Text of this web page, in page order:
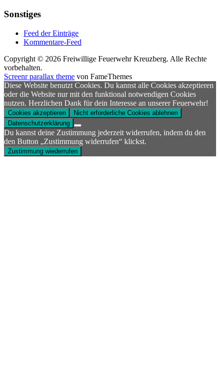
Sonstiges
Feed der Einträge
Kommentare-Feed
Copyright © 2026 Freiwillige Feuerwehr Kreuzberg. Alle Rechte
vorbehalten.
Screenr parallax theme von FameThemes
Diese Website benutzt Cookies. Du kannst alle Cookies akzeptieren
oder die Website nur mit den funktional notwendigen Cookies
nutzen. Herzlichen Dank für dein Interesse an unserer Feuerwehr!
Cookies akzeptieren
Nicht erforderliche Cookies ablehnen
Datenschutzerklärung
Du kannst deine Zustimmung jederzeit widerrufen, indem du den
den Button „Zustimmung widerrufen“ klickst.
Zustimmung wiederrufen